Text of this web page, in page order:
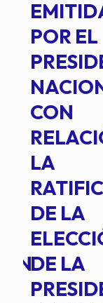
POR EL
CON
LA
DE LA
DE LA